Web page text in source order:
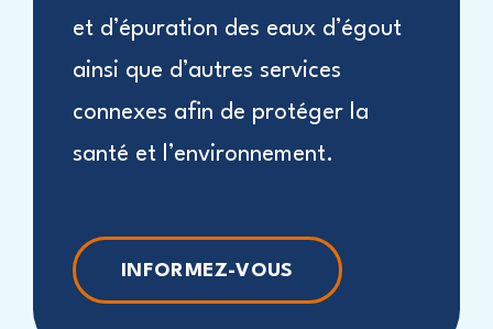
et d’épuration des eaux d’égout
ainsi que d’autres services
connexes afin de protéger la
santé et l’environnement.
INFORMEZ-VOUS